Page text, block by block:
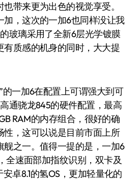
带来更为出色的视觉享受。
加，这次的一加6也同样没让我
玻璃采用了全新6层光学镀膜
有质感的机身的同时，大大提
一加6在配置上可谓强大到可
通骁龙845的硬件配置，最高
RAM的内存组合，很好的确
性，这可以说是目前市面上所
舰之一。值得一提的是，一加6
全速面部加指纹识别，双卡及
卓8.1的氢OS，更加轻量化的